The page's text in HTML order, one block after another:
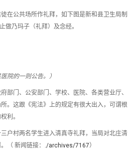
在公共场所作礼拜，如下图是新和县卫生局制
做乃玛子（礼拜）及念经。
院的一则公告。）
部门、公安部门、学校、医院、各类营业厅、
。这跟《宪法》上的规定有很大出入，可谓根
利。
户村两名学生进入清真寺礼拜，当局对北庄清
（ 新闻链接： ./archives/7167）